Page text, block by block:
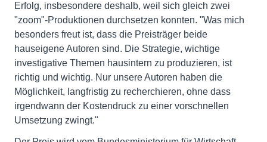
Erfolg, insbesondere deshalb, weil sich gleich zwei
"zoom"-Produktionen durchsetzen konnten. "Was mich
besonders freut ist, dass die Preisträger beide
hauseigene Autoren sind. Die Strategie, wichtige
investigative Themen hausintern zu produzieren, ist
richtig und wichtig. Nur unsere Autoren haben die
Möglichkeit, langfristig zu recherchieren, ohne dass
irgendwann der Kostendruck zu einer vorschnellen
Umsetzung zwingt."